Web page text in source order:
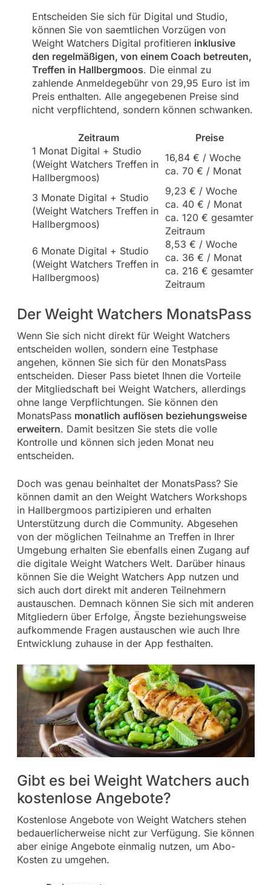
Entscheiden Sie sich für Digital und Studio,
können Sie von saemtlichen Vorzügen von
Weight Watchers Digital profitieren inklusive
den regelmäßigen, von einem Coach betreuten,
Treffen in Hallbergmoos. Die einmal zu
zahlende Anmeldegebühr von 29,95 Euro ist im
Preis enthalten. Alle angegebenen Preise sind
nicht verpflichtend, sondern können schwanken.
Zeitraum
Preise
1 Monat Digital + Studio
(Weight Watchers Treffen in
Hallbergmoos)
16,84 € / Woche
ca. 70 € / Monat
3 Monate Digital + Studio
(Weight Watchers Treffen in
Hallbergmoos)
9,23 € / Woche
ca. 40 € / Monat
ca. 120 € gesamter
Zeitraum
6 Monate Digital + Studio
(Weight Watchers Treffen in
Hallbergmoos)
8,53 € / Woche
ca. 36 € / Monat
ca. 216 € gesamter
Zeitraum
Der Weight Watchers MonatsPass
Wenn Sie sich nicht direkt für Weight Watchers
entscheiden wollen, sondern eine Testphase
angehen, können Sie sich für den MonatsPass
entscheiden. Dieser Pass bietet Ihnen die Vorteile
der Mitgliedschaft bei Weight Watchers, allerdings
ohne lange Verpflichtungen. Sie können den
MonatsPass monatlich auflösen beziehungsweise
erweitern. Damit besitzen Sie stets die volle
Kontrolle und können sich jeden Monat neu
entscheiden.
Doch was genau beinhaltet der MonatsPass? Sie
können damit an den Weight Watchers Workshops
in Hallbergmoos partizipieren und erhalten
Unterstützung durch die Community. Abgesehen
von der möglichen Teilnahme an Treffen in Ihrer
Umgebung erhalten Sie ebenfalls einen Zugang auf
die digitale Weight Watchers Welt. Darüber hinaus
können Sie die Weight Watchers App nutzen und
sich auch dort direkt mit anderen Teilnehmern
austauschen. Demnach können Sie sich mit anderen
Mitgliedern über Erfolge, Ängste beziehungsweise
aufkommende Fragen austauschen wie auch Ihre
Entwicklung zuhause in der App festhalten.
Gibt es bei Weight Watchers auch
kostenlose Angebote?
Kostenlose Angebote von Weight Watchers stehen
bedauerlicherweise nicht zur Verfügung. Sie können
aber einige Angebote einmalig nutzen, um Abo-
Kosten zu umgehen.